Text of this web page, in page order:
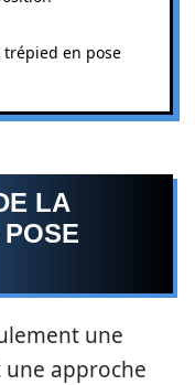
trépied en pose
LA
une
une approche